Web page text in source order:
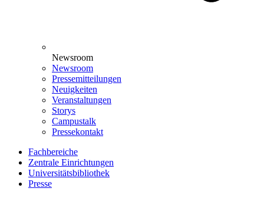
Newsroom
Newsroom
Pressemitteilungen
Neuigkeiten
Veranstaltungen
Storys
Campustalk
Pressekontakt
Fachbereiche
Zentrale Einrichtungen
Universitätsbibliothek
Presse